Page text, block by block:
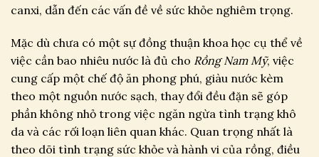
canxi, dẫn đến các vấn đề về sức khỏe nghiêm trọng.
Mặc dù chưa có một sự đồng thuận khoa học cụ thể về
việc cần bao nhiêu nước là đủ cho Rồng Nam Mỹ, việc
cung cấp một chế độ ăn phong phú, giàu nước kèm
theo một nguồn nước sạch, thay đổi đều đặn sẽ góp
phần không nhỏ trong việc ngăn ngừa tình trạng khô
da và các rối loạn liên quan khác. Quan trọng nhất là
theo dõi tình trạng sức khỏe và hành vi của rồng, điều